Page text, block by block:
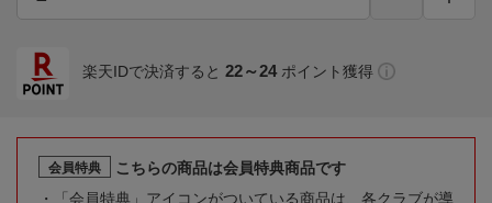
楽天IDで決済すると 22～24 ポイント獲得
会員特典
こちらの商品は会員特典商品です
「会員特典」アイコンがついている商品は、各クラブが導